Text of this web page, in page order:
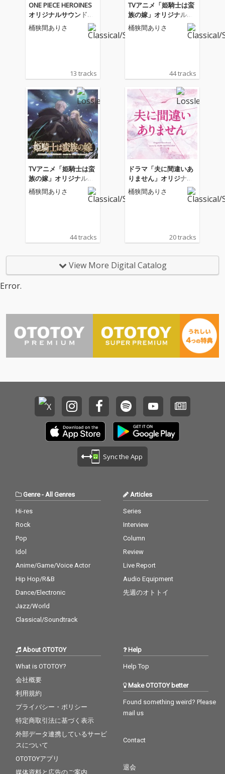
ONE PIECE HEROINES
オリジナルサウンドト
ラック
桶狭間ありさ
13 tracks
TVアニメ「姫騎士は蛮
族の嫁」オリジナルサ
ウンドトラック
桶狭間ありさ
44 tracks
TVアニメ「姫騎士は蛮
族の嫁」オリジナルサ
ウンドトラック
桶狭間ありさ
44 tracks
ドラマ「夫に間違いあ
りません」オリジナ
ル・サウンドトラック
桶狭間ありさ
20 tracks
View More Digital Catalog
Error.
Sync the App
Genre- All Genres
Hi-res
Rock
Pop
Idol
Anime/Game/Voice Actor
Hip Hop/R&B
Dance/Electronic
Jazz/World
Classical/Soundtrack
Articles
Series
Interview
Column
Review
Live Report
Audio Equipment
先週のオトトイ
About OTOTOY
What is OTOTOY?
会社概要
利用規約
プライバシー・ポリシー
特定商取引法に基づく表示
外部データ連携しているサービ
スについて
OTOTOYアプリ
媒体資料と広告のご案内
Help
Help Top
Make OTOTOY better
Found something weird? Please
mail us
Contact
退会